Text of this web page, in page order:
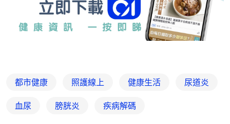
都市健康 照護線上 健康生活 尿道炎
血尿 膀胱炎 疾病解碼